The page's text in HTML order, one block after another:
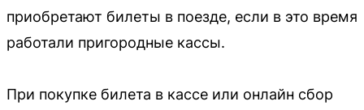
приобретают билеты в поезде, если в это время
работали пригородные кассы.
При покупке билета в кассе или онлайн сбор